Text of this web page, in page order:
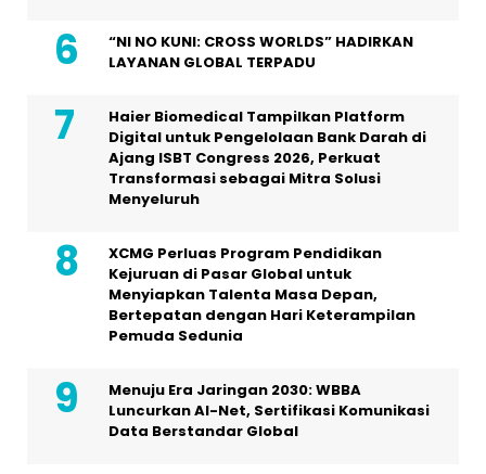
“NI NO KUNI: CROSS WORLDS” HADIRKAN
LAYANAN GLOBAL TERPADU
Haier Biomedical Tampilkan Platform
Digital untuk Pengelolaan Bank Darah di
Ajang ISBT Congress 2026, Perkuat
Transformasi sebagai Mitra Solusi
Menyeluruh
XCMG Perluas Program Pendidikan
Kejuruan di Pasar Global untuk
Menyiapkan Talenta Masa Depan,
Bertepatan dengan Hari Keterampilan
Pemuda Sedunia
Menuju Era Jaringan 2030: WBBA
Luncurkan AI-Net, Sertifikasi Komunikasi
Data Berstandar Global